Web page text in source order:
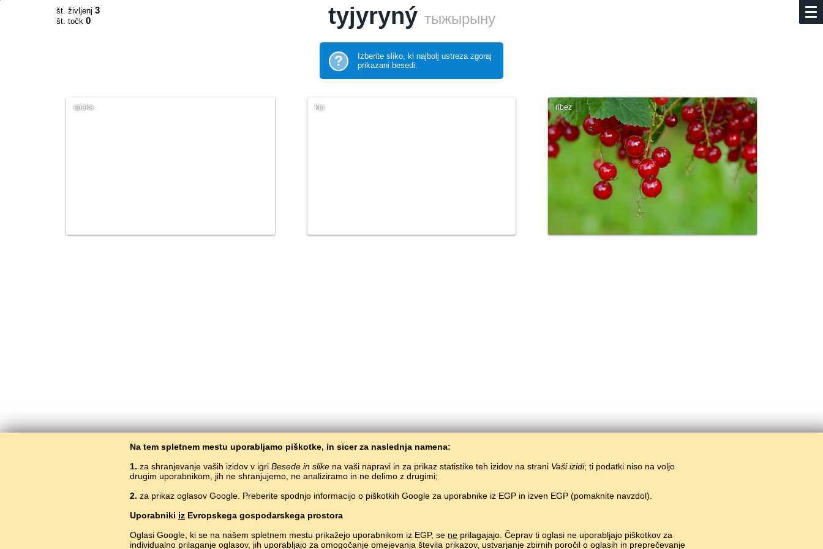
Na tem spletnem mestu uporabljamo piškotke, in sicer za naslednja namena:
1. za shranjevanje vaših izidov v igri Besede in slike na vaši napravi in za prikaz statistike teh izidov na strani Vaši izidi; ti podatki niso na voljo
drugim uporabnikom, jih ne shranjujemo, ne analiziramo in ne delimo z drugimi;
2. za prikaz oglasov Google. Preberite spodnjo informacijo o piškotkih Google za uporabnike iz EGP in izven EGP (pomaknite navzdol).
Uporabniki iz Evropskega gospodarskega prostora
Oglasi Google, ki se na našem spletnem mestu prikažejo uporabnikom iz EGP, se ne prilagajajo. Čeprav ti oglasi ne uporabljajo piškotkov za
individualno prilaganje oglasov, jih uporabljajo za omogočanje omejevanja števila prikazov, ustvarjanje zbirnih poročil o oglasih in preprečevanje
št. življenj 3
št. točk 0 tyjyryný тыжырыну
?
Izberite sliko, ki najbolj ustreza zgoraj
prikazani besedi.
spaka kip ribez
BaltoSlav / Besede in slike/ Kazaščina v slikah
Copyright © 2015–2025 BALTOSLAV.